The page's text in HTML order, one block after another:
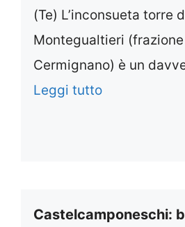
(Te) L’inconsueta torre
Montegualtieri
Cermignano) è un
Leggi tutto
Castelcamponeschi: